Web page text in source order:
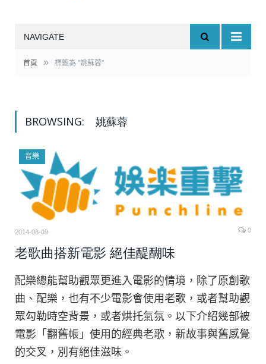
NAVIGATE
首頁 » 標籤為 "姚蘇蓉"
BROWSING: 姚蘇蓉
音樂
2014-08-09 0
老歌曲搭新電影 絕佳醍醐味
配樂總能幫助觀眾更進入電影的情境，除了原創歌
曲、配樂，也有不少電影會使用老歌，或者幫助觀
眾勾勒時空背景，或者烘托氣氛。以下介紹幾部被
電影「翻舊帳」使用的經典老歌，新故事與舊感覺
的交叉，別有絕佳滋味。